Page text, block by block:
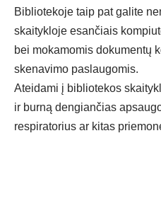
Bibliotekoje taip pat galite
skaitykloje esančiais
bei mokamomis dokumentų
skenavimo paslaugomis.
Ateidami į bibliotekos
ir burną dengiančias
respiratorius ar kitas